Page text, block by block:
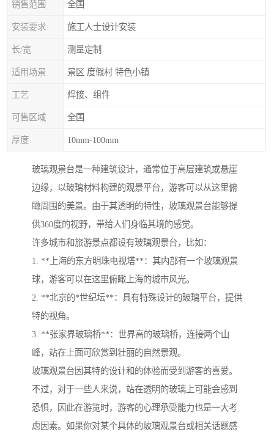
销售范围 全国
安装要求 施工人士设计安装
长/宽 测量定制
适用场景 景区 度假村 特色小镇
工艺 焊接、组件
可售区域 全国
厚度 10mm-100mm
玻璃观景台是一种建筑设计，通常位于高层建筑或悬崖
边缘，以玻璃材料构建的观景平台，游客可以从这里俯
瞰周围的美景。由于其透明的特性，玻璃观景台能够提
供360度的视野，带给人们身临其境的感觉。
许多城市和旅游景点都设有玻璃观景台，比如：
1. **上海的东方明珠电视塔**：其内部有一个玻璃观景
球，游客可以在这里俯瞰上海的城市风光。
2. **北京的*世纪坛**：具有特殊设计的玻璃平台，提供
特的视角。
3. **张家界玻璃桥**：世界高的玻璃桥，连接两个山
峰，站在上面可欣赏到壮丽的自然景观。
玻璃观景台因其特的设计和的体验而受到游客的喜爱。
不过，对于一些人来说，站在透明的玻璃上可能会感到
恐惧，因此在游览时，游客的心理承受能力也是一大考
虑因素。如果你对某个具体的玻璃观景台或相关话题感